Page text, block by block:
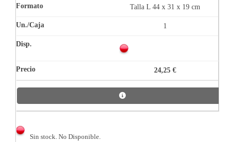
Talla L 44 x 31 x 19 cm
1
24,25 €
Sin stock. No Disponible.